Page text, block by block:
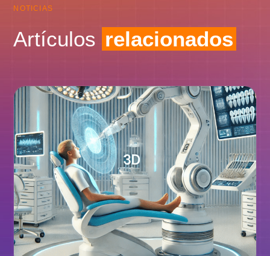
NOTICIAS
Artículos relacionados